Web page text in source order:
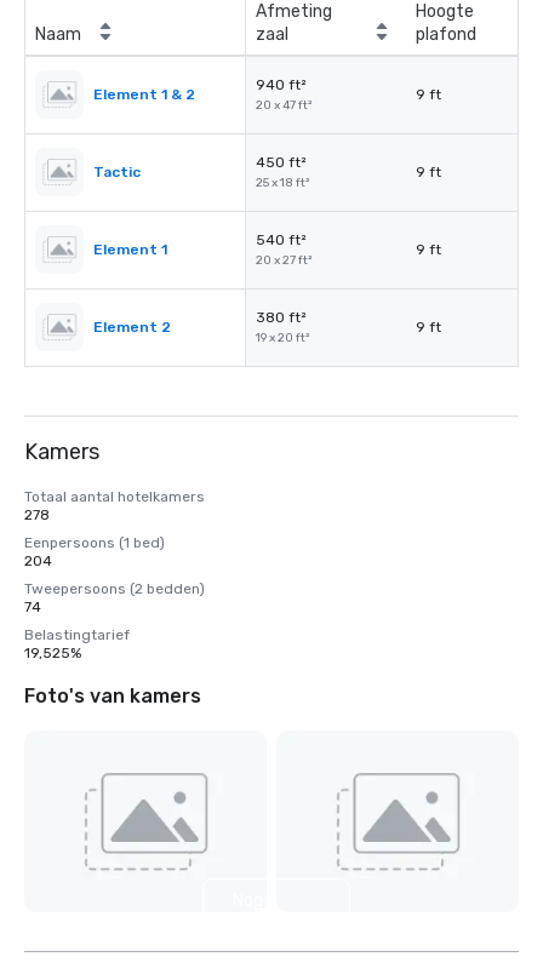
Naam
Afmeting
zaal
Hoogte
plafond
Element 1 & 2
940 ft²
20 x 47 ft²
9 ft
Tactic
450 ft²
25 x 18 ft²
9 ft
Element 1
540 ft²
20 x 27 ft²
9 ft
Element 2
380 ft²
19 x 20 ft²
9 ft
Kamers
Totaal aantal hotelkamers
278
Eenpersoons (1 bed)
204
Tweepersoons (2 bedden)
74
Belastingtarief
19,525%
Foto's van kamers